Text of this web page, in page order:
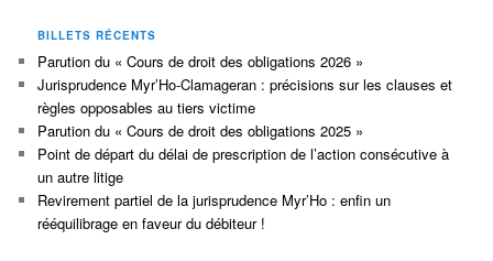
BILLETS RÉCENTS
Parution du « Cours de droit des obligations 2026 »
Jurisprudence Myr’Ho-Clamageran : précisions sur les clauses et
règles opposables au tiers victime
Parution du « Cours de droit des obligations 2025 »
Point de départ du délai de prescription de l’action consécutive à
un autre litige
Revirement partiel de la jurisprudence Myr’Ho : enfin un
rééquilibrage en faveur du débiteur !